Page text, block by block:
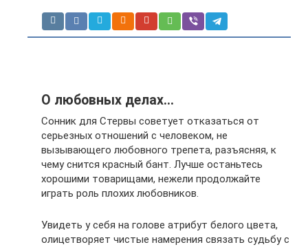
О любовных делах…
Сонник для Стервы советует отказаться от
серьезных отношений с человеком, не
вызывающего любовного трепета, разъясняя, к
чему снится красный бант. Лучше останьтесь
хорошими товарищами, нежели продолжайте
играть роль плохих любовников.
Увидеть у себя на голове атрибут белого цвета,
олицетворяет чистые намерения связать судьбу с